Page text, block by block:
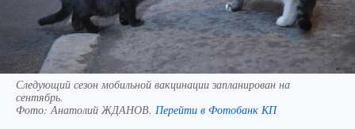
Следующий сезон мобильной вакцинации запланирован на
сентябрь.
Фото: Анатолий ЖДАНОВ. Перейти в Фотобанк КП